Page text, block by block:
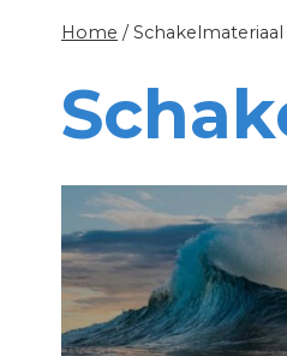
Home / Schakelmateriaal